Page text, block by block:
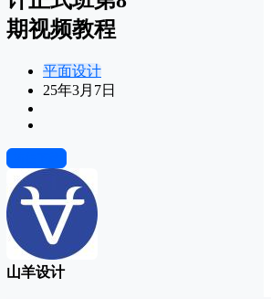
期视频教程
平面设计
25年3月7日
山羊设计